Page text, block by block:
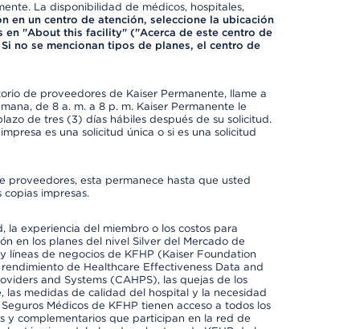
La disponibilidad de médicos, hospitales,
en un centro de atención, seleccione la ubicación
"About this facility" ("Acerca de este centro de
no se mencionan tipos de planes, el centro de
de proveedores de Kaiser Permanente, llame a
de 8 a. m. a 8 p. m. Kaiser Permanente le
de tres (3) días hábiles después de su solicitud.
es una solicitud única o si es una solicitud
proveedores, esta permanece hasta que usted
impresas.
la experiencia del miembro o los costos para
en los planes del nivel Silver del Mercado de
líneas de negocios de KFHP (Kaiser Foundation
de Healthcare Effectiveness Data and
and Systems (CAHPS), las quejas de los
medidas de calidad del hospital y la necesidad
Médicos de KFHP tienen acceso a todos los
y complementarios que participan en la red de